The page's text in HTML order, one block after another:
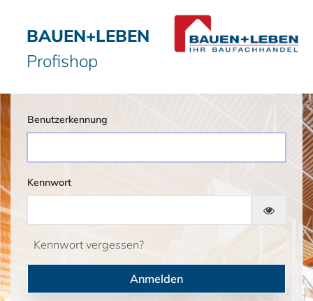
BAUEN+LEBEN
Profishop
Benutzerkennung
Kennwort
Kennwort vergessen?
Anmelden